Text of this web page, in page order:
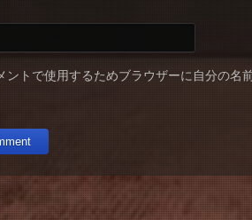
ントで使用するためブラウザーに自分の名